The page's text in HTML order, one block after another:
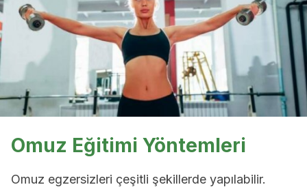
Omuz Eğitimi Yöntemleri
Omuz egzersizleri çeşitli şekillerde yapılabilir.